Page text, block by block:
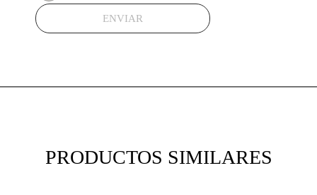
ENVIAR
PRODUCTOS SIMILARES